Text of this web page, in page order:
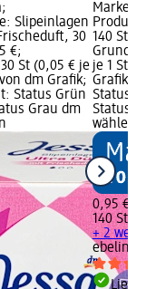
Slipeinlagen
30
€;
St (0,05 € je
dm Grafik;
Status Grün
Grau dm
Marke:
140 St;
je 1 St);
Grafik;
Status
Status
wählen
0,95 €
140 St
+ 2
ebelin